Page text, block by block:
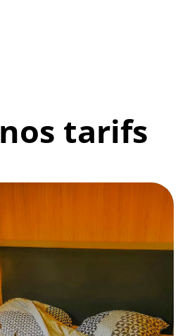
tarifs